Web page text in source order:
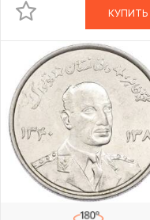
КУПИТЬ